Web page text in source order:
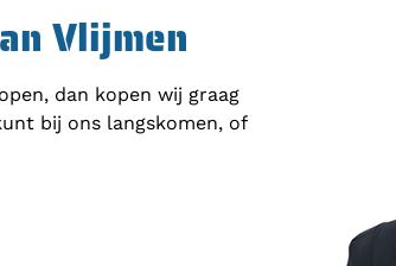
Vlijmen
dan kopen wij graag
bij ons langskomen, of